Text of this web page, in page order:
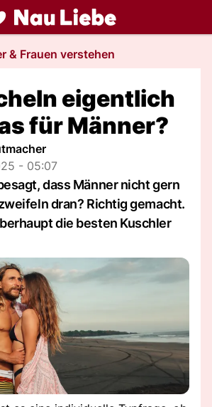
& Frauen verstehen
eigentlich
für Männer?
- 05:07
dass Männer nicht gern
dran? Richtig gemacht.
die besten Kuschler